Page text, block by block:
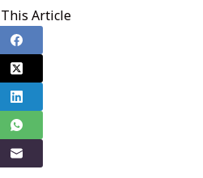
Article